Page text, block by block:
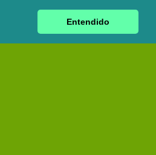
Entendido